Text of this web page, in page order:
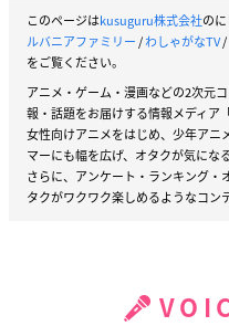
このページはkusuguru株式会社の
ルバニアファミリー/わしゃがなTV/
をご覧ください。
アニメ・ゲーム・漫画などの2次元
報・話題をお届けする情報メディア
女性向けアニメをはじめ、少年アニ
マーにも幅を広げ、オタクが気にな
さらに、アンケート・ランキング・
タクがワクワク楽しめるようなコン